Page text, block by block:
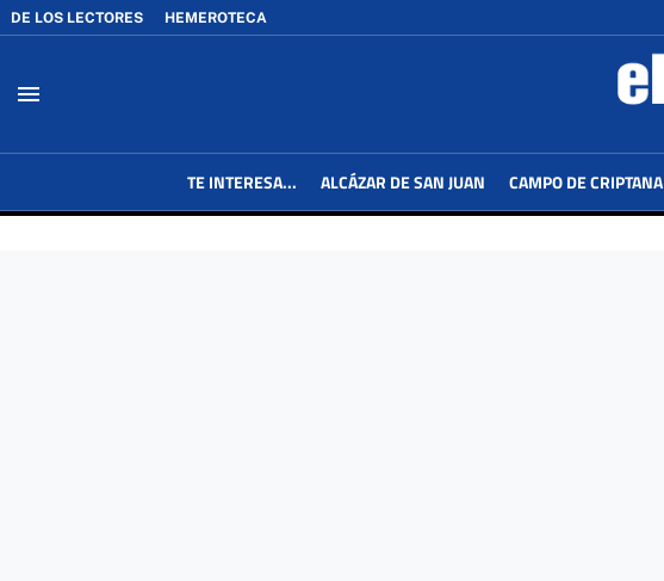
DE LOS LECTORES HEMEROTECA
menu
TE INTERESA... ALCÁZAR DE SAN JUAN CAMPO DE CRIPTANA